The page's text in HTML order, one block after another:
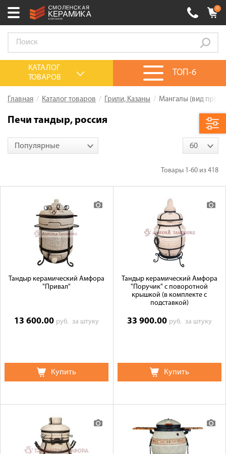
Выберите ваш город:
+7 (4812) 548-777
0 товаров на сумму0.00руб.
Акции
Калькулятор
Оплата
Сотрудничество
Галерея объектов
Контакты
0
ТОП-6
КАТАЛОГ
ТОВАРОВ
Главная Каталог товаров Грили, Казаны Мангалы (вид пр)
Печи тандыр, россия
Популярные 60
Товары 1-60 из 418
Тандыр керамический Амфора
"Привал"
13 600.00 руб.за штуку
Купить
Тандыр керамический Амфора
"Поручик" с поворотной
крышкой (в комплекте с
подставкой)
33 900.00 руб. за штуку
Купить